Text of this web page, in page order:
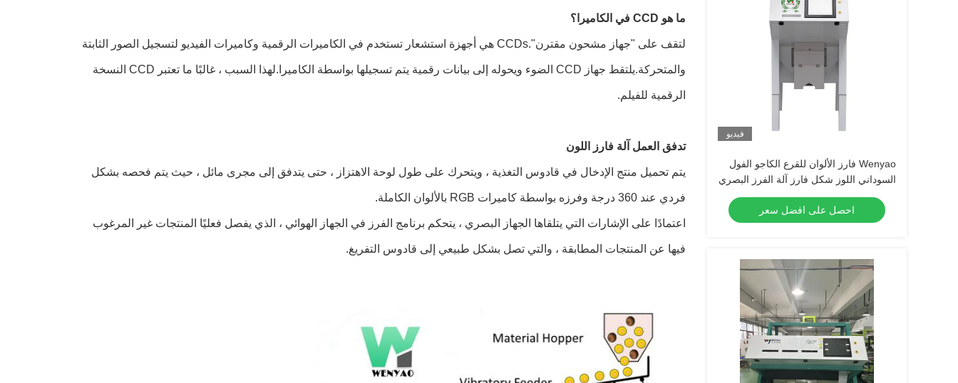
فيديو
Wenyao فارز الألوان للقرع الكاجو الفول
السوداني اللوز شكل فارز آلة الفرز البصري
لبذور المكسرات الصين معدات التنظيف
احصل على افضل سعر
ما هو CCD في الكاميرا؟
الرقمية للفيلم.
تدفق العمل آلة فارز اللون
يتم تحميل منتج الإدخال في قادوس التغذية ، ويتحرك على طول لوحة الاهتزاز ، حتى يتدفق إلى مجرى مائل ، حيث يتم فحصه بشكل
فردي عند 360 درجة وفرزه بواسطة كاميرات RGB بالألوان الكاملة.
اعتمادًا على الإشارات التي يتلقاها الجهاز البصري ، يتحكم برنامج الفرز في الجهاز الهوائي ، الذي يفصل فعليًا المنتجات غير المرغوب
فيها عن المنتجات المطابقة ، والتي تصل بشكل طبيعي إلى قادوس التفريغ.